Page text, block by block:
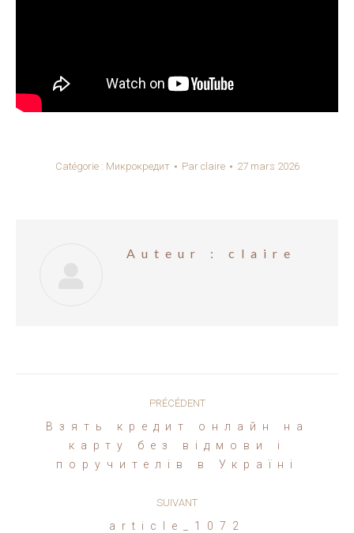
Catégorie : Микрокредит Par claire 27 mars 2026
Auteur : claire
PRÉCÉDENT
Article
précédent
Взять кредит онлайн на
карту без відмови і
поручителів в Україні
SUIVANT
Article
article_1072